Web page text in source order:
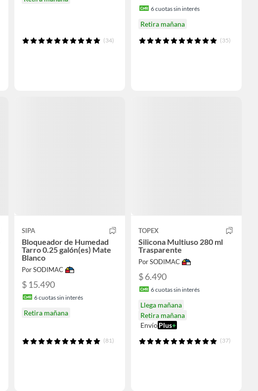
(34)
6cuotas sin interés
Retira mañana
(35)
SIPA
Bloqueador de Humedad
Tarro 0.25 galón(es) Mate
Blanco
Por SODIMAC
$ 15.490
6cuotas sin interés
Retira mañana
(81)
TOPEX
Silicona Multiuso 280 ml
Trasparente
Por SODIMAC
$ 6.490
6cuotas sin interés
Llega mañana
Retira mañana
EnvíoPlus+
(37)